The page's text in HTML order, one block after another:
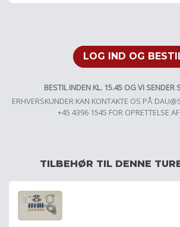
LOG IND OG
BESTIL INDEN KL. 15.45 OG VI SENDER
ERHVERSKUNDER KAN KONTAKTE OS PÅ
+45 4396 1545 FOR OPRETTELSE
TILBEHØR TIL DENNE